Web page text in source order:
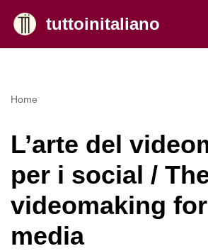
Skip
tuttoinitaliano
Home
L’arte del
per i social /
videomaking
media